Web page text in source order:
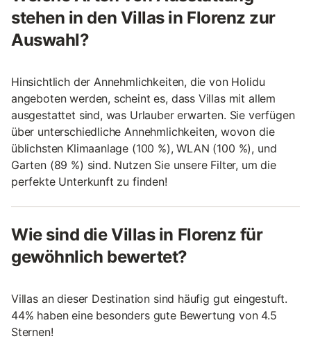
stehen in den Villas in Florenz zur
Auswahl?
Hinsichtlich der Annehmlichkeiten, die von Holidu
angeboten werden, scheint es, dass Villas mit allem
ausgestattet sind, was Urlauber erwarten. Sie verfügen
über unterschiedliche Annehmlichkeiten, wovon die
üblichsten Klimaanlage (100 %), WLAN (100 %), und
Garten (89 %) sind. Nutzen Sie unsere Filter, um die
perfekte Unterkunft zu finden!
Wie sind die Villas in Florenz für
gewöhnlich bewertet?
Villas an dieser Destination sind häufig gut eingestuft.
44% haben eine besonders gute Bewertung von 4.5
Sternen!